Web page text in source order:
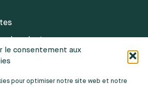
le consentement aux
pour optimiser notre site web et notre